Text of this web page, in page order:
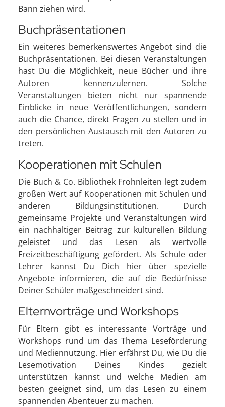
Bann ziehen wird.
Buchpräsentationen
Ein weiteres bemerkenswertes Angebot sind die
Buchpräsentationen. Bei diesen Veranstaltungen
hast Du die Möglichkeit, neue Bücher und ihre
Autoren kennenzulernen. Solche
Veranstaltungen bieten nicht nur spannende
Einblicke in neue Veröffentlichungen, sondern
auch die Chance, direkt Fragen zu stellen und in
den persönlichen Austausch mit den Autoren zu
treten.
Kooperationen mit Schulen
Die Buch & Co. Bibliothek Frohnleiten legt zudem
großen Wert auf Kooperationen mit Schulen und
anderen Bildungsinstitutionen. Durch
gemeinsame Projekte und Veranstaltungen wird
ein nachhaltiger Beitrag zur kulturellen Bildung
geleistet und das Lesen als wertvolle
Freizeitbeschäftigung gefördert. Als Schule oder
Lehrer kannst Du Dich hier über spezielle
Angebote informieren, die auf die Bedürfnisse
Deiner Schüler maßgeschneidert sind.
Elternvorträge und Workshops
Für Eltern gibt es interessante Vorträge und
Workshops rund um das Thema Leseförderung
und Mediennutzung. Hier erfährst Du, wie Du die
Lesemotivation Deines Kindes gezielt
unterstützen kannst und welche Medien am
besten geeignet sind, um das Lesen zu einem
spannenden Abenteuer zu machen.